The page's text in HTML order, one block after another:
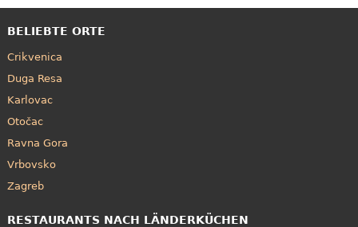
BELIEBTE ORTE
Crikvenica
Duga Resa
Karlovac
Otočac
Ravna Gora
Vrbovsko
Zagreb
RESTAURANTS NACH LÄNDERKÜCHEN